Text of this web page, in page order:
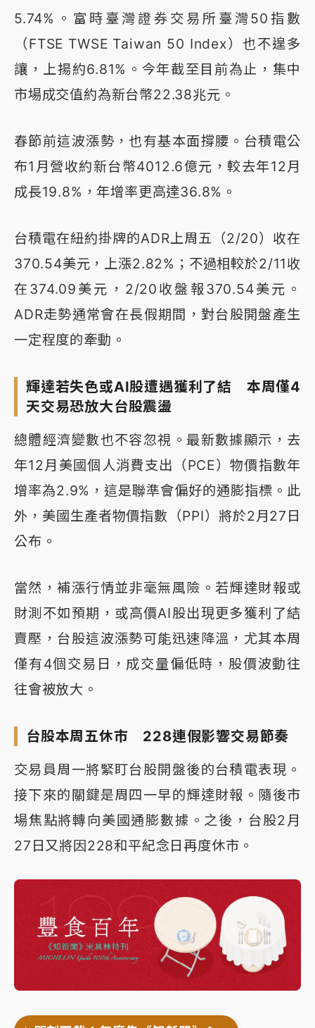
5.74%。富時臺灣證券交易所臺灣50指數
（FTSE TWSE Taiwan 50 Index）也不遑多
讓，上揚約6.81%。今年截至目前為止，集中
市場成交值約為新台幣22.38兆元。
春節前這波漲勢，也有基本面撐腰。台積電公
布1月營收約新台幣4012.6億元，較去年12月
成長19.8%，年增率更高達36.8%。
台積電在紐約掛牌的ADR上周五（2/20）收在
370.54美元，上漲2.82%；不過相較於2/11收
在374.09美元，2/20收盤報370.54美元。
ADR走勢通常會在長假期間，對台股開盤產生
一定程度的牽動。
輝達若失色或AI股遭遇獲利了結 本周僅4
天交易恐放大台股震盪
總體經濟變數也不容忽視。最新數據顯示，去
年12月美國個人消費支出（PCE）物價指數年
增率為2.9%，這是聯準會偏好的通膨指標。此
外，美國生產者物價指數（PPI）將於2月27日
公布。
當然，補漲行情並非毫無風險。若輝達財報或
財測不如預期，或高價AI股出現更多獲利了結
賣壓，台股這波漲勢可能迅速降溫，尤其本周
僅有4個交易日，成交量偏低時，股價波動往
往會被放大。
台股本周五休市 228連假影響交易節奏
交易員周一將緊盯台股開盤後的台積電表現。
接下來的關鍵是周四一早的輝達財報。隨後市
場焦點將轉向美國通膨數據。之後，台股2月
27日又將因228和平紀念日再度休市。